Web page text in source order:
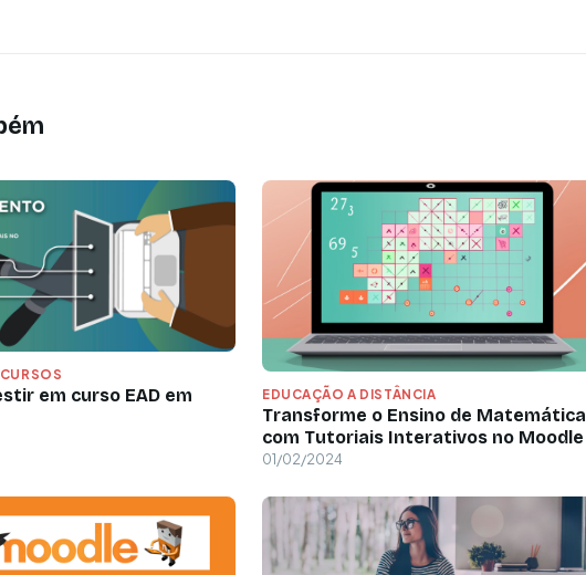
em curso EAD em
EDUCAÇÃO A DISTÂNCIA
Transforme o Ensino de Matemática
com Tutoriais Interativos no Moodle
01/02/2024